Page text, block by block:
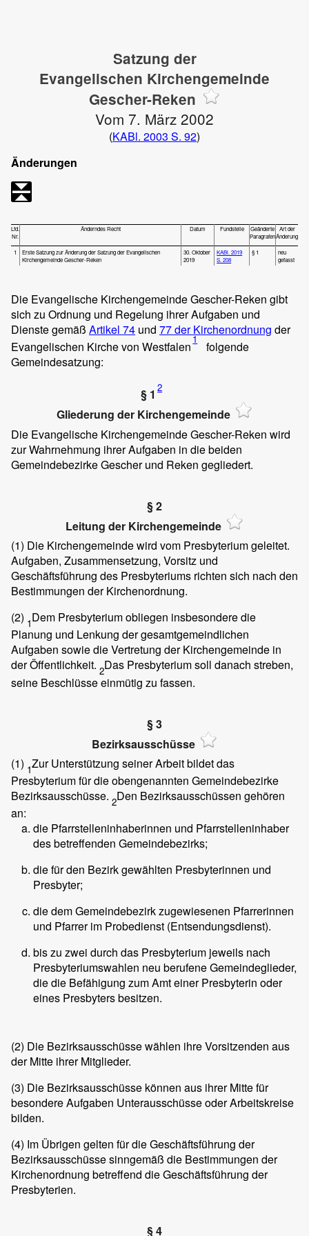
Satzung der
Evangelischen Kirchengemeinde
Gescher-Reken
Vom 7. März 2002
(KABl. 2003 S. 92)
Änderungen
Lfd.
Nr.
Änderndes Recht Datum Fundstelle
Geänderte
Paragrafen
Art der
Änderung
1
Erste Satzung zur Änderung der Satzung der Evangelischen
Kirchengemeinde Gescher-Reken
30. Oktober
2019
KABl. 2019
S. 208
§ 1
neu
gefasst
Die Evangelische Kirchengemeinde Gescher-Reken gibt
sich zu Ordnung und Regelung ihrer Aufgaben und
Dienste gemäß Artikel 74 und 77 der Kirchenordnung der
Evangelischen Kirche von Westfalen1
folgende
Gemeindesatzung:
§ 1 2
Gliederung der Kirchengemeinde
Die Evangelische Kirchengemeinde Gescher-Reken wird
zur Wahrnehmung ihrer Aufgaben in die beiden
Gemeindebezirke Gescher und Reken gegliedert.
§ 2
Leitung der Kirchengemeinde
(1) Die Kirchengemeinde wird vom Presbyterium geleitet.
Aufgaben, Zusammensetzung, Vorsitz und
Geschäftsführung des Presbyteriums richten sich nach den
Bestimmungen der Kirchenordnung.
(2) 1Dem Presbyterium obliegen insbesondere die
Planung und Lenkung der gesamtgemeindlichen
Aufgaben sowie die Vertretung der Kirchengemeinde in
der Öffentlichkeit. 2Das Presbyterium soll danach streben,
seine Beschlüsse einmütig zu fassen.
§ 3
Bezirksausschüsse
(1) 1Zur Unterstützung seiner Arbeit bildet das
Presbyterium für die obengenannten Gemeindebezirke
Bezirksausschüsse. 2Den Bezirksausschüssen gehören
an:
die Pfarrstelleninhaberinnen und Pfarrstelleninhaber
des betreffenden Gemeindebezirks;
die für den Bezirk gewählten Presbyterinnen und
Presbyter;
die dem Gemeindebezirk zugewiesenen Pfarrerinnen
und Pfarrer im Probedienst (Entsendungsdienst).
bis zu zwei durch das Presbyterium jeweils nach
Presbyteriumswahlen neu berufene Gemeindeglieder,
die die Befähigung zum Amt einer Presbyterin oder
eines Presbyters besitzen.
(2) Die Bezirksausschüsse wählen ihre Vorsitzenden aus
der Mitte ihrer Mitglieder.
(3) Die Bezirksausschüsse können aus ihrer Mitte für
besondere Aufgaben Unterausschüsse oder Arbeitskreise
bilden.
(4) Im Übrigen gelten für die Geschäftsführung der
Bezirksausschüsse sinngemäß die Bestimmungen der
Kirchenordnung betreffend die Geschäftsführung der
Presbyterien.
§ 4